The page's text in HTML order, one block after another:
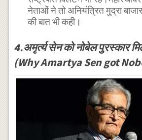
नेताओं ने तो अनियंत्रित मुद्रा
की बात भी कही।
4.अमृर्त्य सेन को नोबेल पुरस्कार
(Why Amartya Sen got